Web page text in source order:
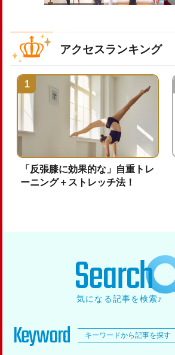
アクセスランキング
「反張膝に効果的な」自重トレ
ーニング＋ストレッチ法！
Search
気になる記事を検索♪
Keyword キーワードから記事を探す